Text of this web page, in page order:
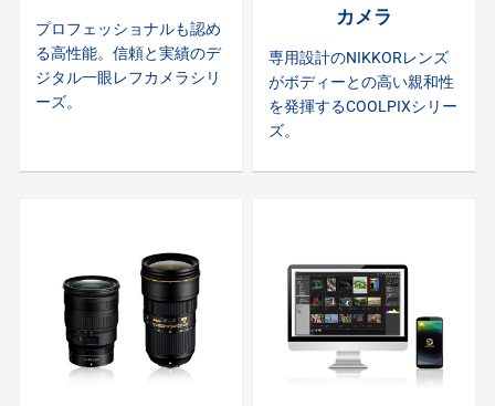
プロフェッショナルも認め
る高性能。信頼と実績のデ
ジタル一眼レフカメラシリ
ーズ。
カメラ
専用設計のNIKKORレンズ
がボディーとの高い親和性
を発揮するCOOLPIXシリー
ズ。